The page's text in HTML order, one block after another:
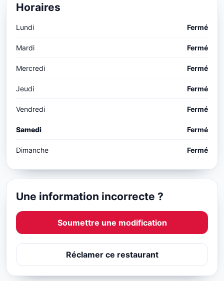
Horaires
Lundi Fermé
Mardi Fermé
Mercredi Fermé
Jeudi Fermé
Vendredi Fermé
Samedi Fermé
Dimanche Fermé
Une information incorrecte ?
Soumettre une modification
Réclamer ce restaurant